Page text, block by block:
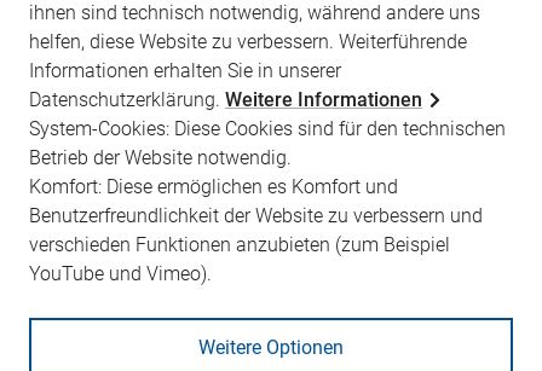
Dr. med. Miriam Gottberg
Kinder-u. Jugendlichenpsychotherapeutin
Dr./Rußland Elena Grigoryan
Fachärztin für Innere Medizin/Hausärztin
Thomas Hoffmann
Facharzt für Allgemeinmedizin
KV RegioMed Lehrpraxis
Dr. med. Marina Höhne
Facharzt für Allgemeinmedizin
Innere Medizin/HA
ihnen sind technisch notwendig, während andere uns
helfen, diese Website zu verbessern. Weiterführende
Informationen erhalten Sie in unserer
Datenschutzerklärung. Weitere Informationen
System-Cookies: Diese Cookies sind für den technischen
Betrieb der Website notwendig.
Komfort: Diese ermöglichen es Komfort und
Benutzerfreundlichkeit der Website zu verbessern und
verschieden Funktionen anzubieten (zum Beispiel
YouTube und Vimeo).
Weitere Optionen